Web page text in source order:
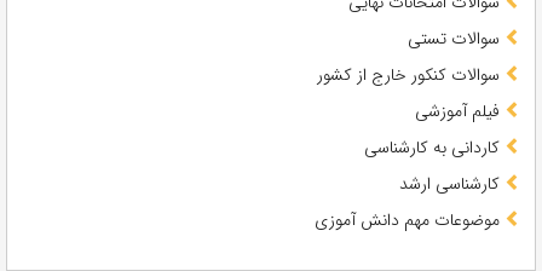
سوالات تستی
سوالات کنکور خارج از کشور
فیلم آموزشی
کاردانی به کارشناسی
کارشناسی ارشد
موضوعات مهم دانش آموزی